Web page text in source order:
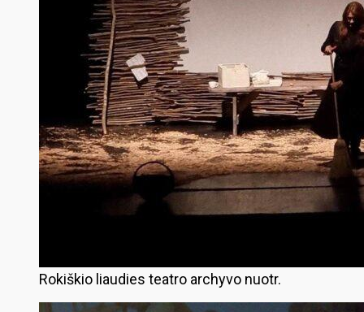
Rokiškio liaudies teatro archyvo nuotr.